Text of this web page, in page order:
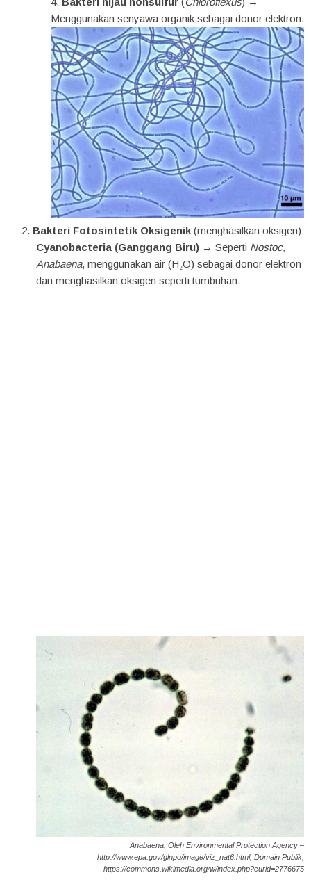
Menggunakan senyawa organik sebagai donor elektron.
Bakteri Fotosintetik Oksigenik (menghasilkan oksigen)
Cyanobacteria (Ganggang Biru) → Seperti Nostoc,
Anabaena, menggunakan air (H₂O) sebagai donor elektron
dan menghasilkan oksigen seperti tumbuhan.
Anabaena, Oleh Environmental Protection Agency –
http://www.epa.gov/glnpo/image/viz_nat6.html, Domain Publik,
https://commons.wikimedia.org/w/index.php?curid=2776675